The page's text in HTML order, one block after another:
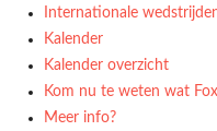
Internationale
Kalender
Kalender overzicht
Kom nu te weten wat
Meer info?